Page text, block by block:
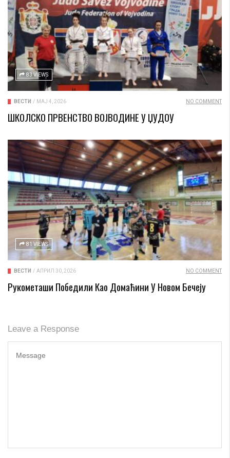
83 VIEWS
ВЕСТИ / МАЈ 4, 2026 NO COMMENT
ШКОЛСКО ПРВЕНСТВО ВОЈВОДИНЕ У ЏУДОУ
81 VIEWS
ВЕСТИ / АПРИЛ 30, 2026 NO COMMENT
Рукометаши Победили Као Домаћини У Новом Бечеју
Leave a Response